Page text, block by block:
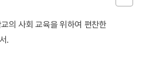
의 사회 교육을 위하여 편찬한
.